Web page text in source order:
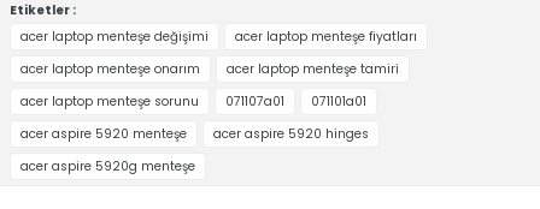
Etiketler :
acer laptop menteşe değişimi
acer laptop menteşe fiyatları
acer laptop menteşe onarım
acer laptop menteşe tamiri
acer laptop menteşe sorunu
071107a01
071101a01
acer aspire 5920 menteşe
acer aspire 5920 hinges
acer aspire 5920g menteşe